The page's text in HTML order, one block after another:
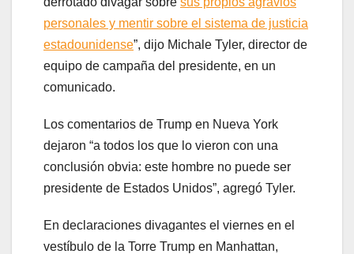
personales y mentir sobre el sistema de justicia
estadounidense”, dijo Michale Tyler, director de
equipo de campaña del presidente, en un
comunicado.
Los comentarios de Trump en Nueva York
dejaron “a todos los que lo vieron con una
conclusión obvia: este hombre no puede ser
presidente de Estados Unidos”, agregó Tyler.
En declaraciones divagantes el viernes en el
vestíbulo de la Torre Trump en Manhattan,